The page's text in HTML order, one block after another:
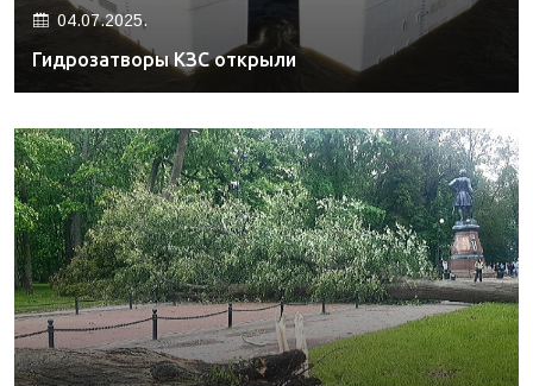
04.07.2025.
Гидрозатворы КЗС открыли